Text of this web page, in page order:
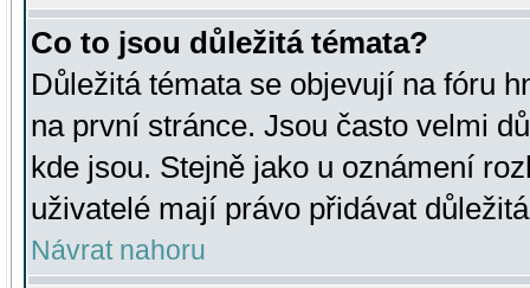
Co to jsou důležitá témata?
Důležitá témata se objevují na fóru
na první stránce. Jsou často velmi
kde jsou. Stejně jako u oznámení
uživatelé mají právo přidávat
Návrat nahoru